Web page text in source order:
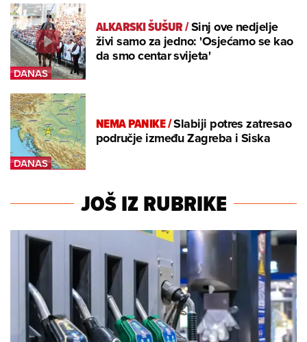
ALKARSKI ŠUŠUR/Sinj ove nedjelje
živi samo za jedno: 'Osjećamo se kao
da smo centar svijeta'
NEMA PANIKE/Slabiji potres zatresao
područje između Zagreba i Siska
JOŠ IZ RUBRIKE